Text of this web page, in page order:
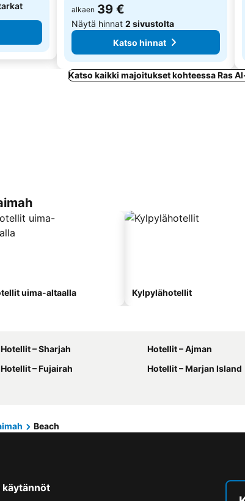
alkaen 39 €
Näytä hinnat 2 sivustolta
Katso hinnat
Katso kaikki majoitukset kohteessa Ras
uima-altaalla Kylpylähotellit
Hotellit – Sharjah
Hotellit – Ajman
Hotellit – Fujairah
Hotellit – Marjan Island
Beach
käytännöt